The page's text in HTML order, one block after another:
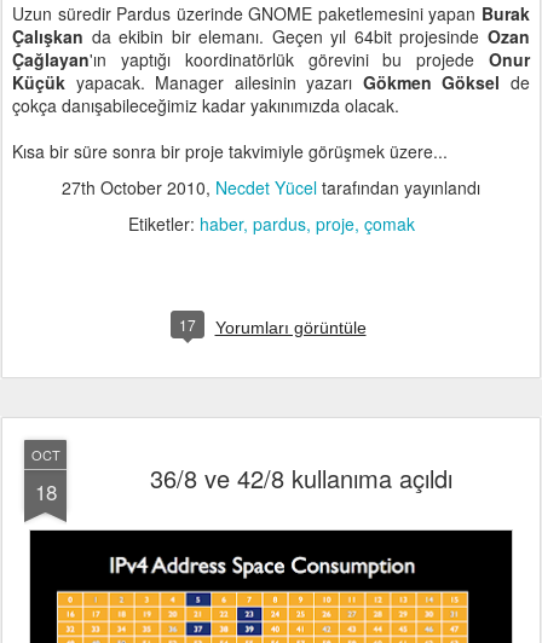
Uzun süredir Pardus üzerinde GNOME paketlemesini yapan Burak
Çalışkan da ekibin bir elemanı. Geçen yıl 64bit projesinde Ozan
Çağlayan'ın yaptığı koordinatörlük görevini bu projede Onur
Küçük yapacak. Manager ailesinin yazarı Gökmen Göksel de
çokça danışabileceğimiz kadar yakınımızda olacak.
Kısa bir süre sonra bir proje takvimiyle görüşmek üzere...
27th October 2010, Necdet Yücel tarafından yayınlandı
Etiketler: haber pardus proje çomak
17 Yorumları görüntüle
OCT
18 36/8 ve 42/8 kullanıma açıldı